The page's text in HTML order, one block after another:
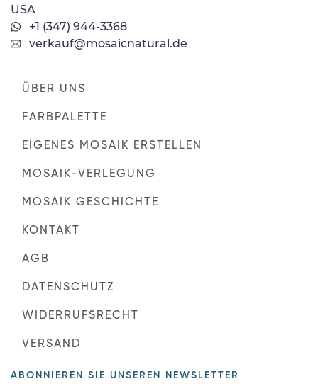
USA
+1 (347) 944-3368
verkauf@mosaicnatural.de
ÜBER UNS
FARBPALETTE
EIGENES MOSAIK ERSTELLEN
MOSAIK-VERLEGUNG
MOSAIK GESCHICHTE
KONTAKT
AGB
DATENSCHUTZ
WIDERRUFSRECHT
VERSAND
ABONNIEREN SIE UNSEREN NEWSLETTER